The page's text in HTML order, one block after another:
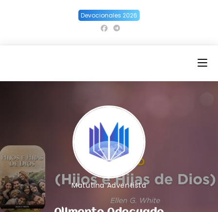
Devocionales 2026
Matutina Adventista